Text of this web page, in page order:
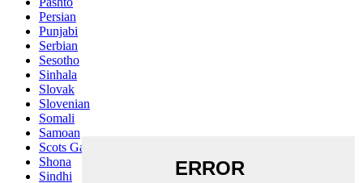
Persian
Punjabi
Serbian
Sesotho
Sinhala
Slovak
Slovenian
Somali
Samoan
Scots Gaelic
Shona
Sindhi